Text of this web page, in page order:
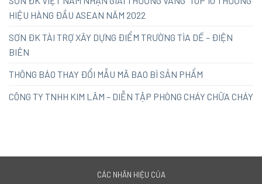
HIỆU HÀNG ĐẦU ASEAN NĂM 2022
SƠN ĐK TÀI TRỢ XÂY DỰNG ĐIỂM TRƯỜNG TÌA DẾ – ĐIỆN
BIÊN
THÔNG BÁO THAY ĐỔI MẪU MÃ BAO BÌ SẢN PHẨM
CÔNG TY TNHH KIM LÂM – DIỄN TẬP PHÒNG CHÁY CHỮA CHÁY
CÁC NHÃN HIỆU CỦA